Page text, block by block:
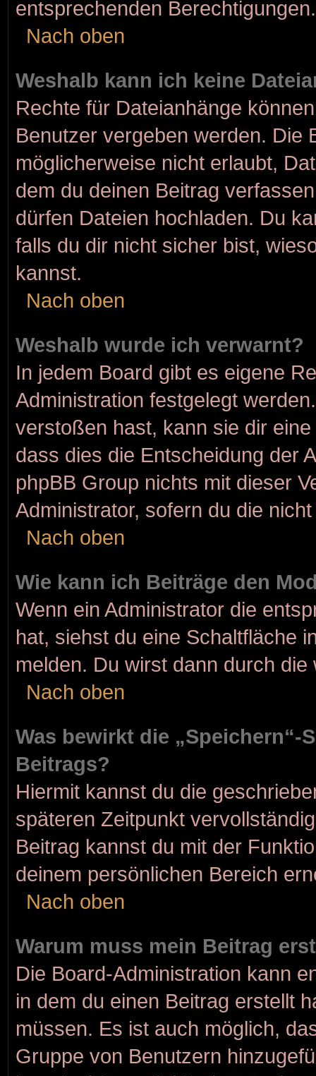
entsprechenden Berechtigungen.
Nach oben
Weshalb kann ich keine
Rechte für Dateianhänge
Benutzer vergeben werden. Die
möglicherweise nicht erlaubt,
dem du deinen Beitrag
dürfen Dateien hochladen. Du
falls du dir nicht sicher bist,
kannst.
Nach oben
Weshalb wurde ich verwarnt?
In jedem Board gibt es eigene
Administration festgelegt
verstoßen hast, kann sie dir
dass dies die Entscheidung der
phpBB Group nichts mit dieser
Administrator, sofern du die
Nach oben
Wie kann ich Beiträge den
Wenn ein Administrator die
hat, siehst du eine Schaltfläche
melden. Du wirst dann durch
Nach oben
Was bewirkt die „Speichern“-
Beitrags?
Hiermit kannst du die
späteren Zeitpunkt
Beitrag kannst du mit der
deinem persönlichen Bereich
Nach oben
Warum muss mein Beitrag
Die Board-Administration kann
in dem du einen Beitrag erstellt
müssen. Es ist auch möglich,
Gruppe von Benutzern